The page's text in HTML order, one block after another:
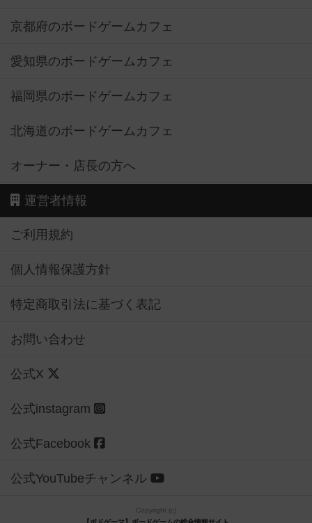
京都府のボードゲームカフェ
愛知県のボードゲームカフェ
福岡県のボードゲームカフェ
北海道のボードゲームカフェ
オーナー・店長の方へ
運営者情報
ご利用規約
個人情報保護方針
特定商取引法に基づく表記
お問い合わせ
公式X
公式instagram
公式Facebook
公式YouTubeチャンネル
Copyright (c)